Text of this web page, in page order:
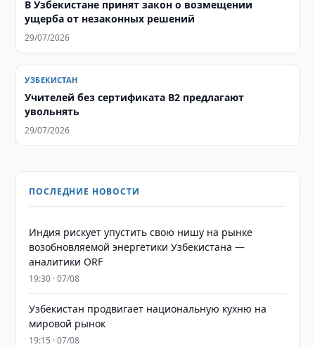
В Узбекистане принят закон о возмещении
ущерба от незаконных решений
29/07/2026
УЗБЕКИСТАН
Учителей без сертификата B2 предлагают
увольнять
29/07/2026
ПОСЛЕДНИЕ НОВОСТИ
Индия рискует упустить свою нишу на рынке
возобновляемой энергетики Узбекистана —
аналитики ORF
19:30 · 07/08
Узбекистан продвигает национальную кухню на
мировой рынок
19:15 · 07/08